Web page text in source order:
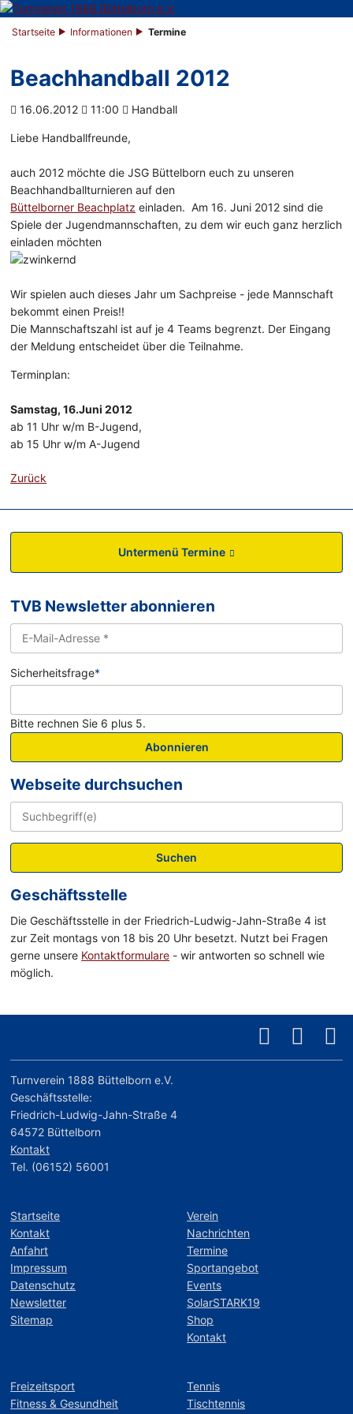
Startseite Informationen Termine
Beachhandball 2012
16.06.2012 11:00 Handball
Liebe Handballfreunde,
auch 2012 möchte die JSG Büttelborn euch zu unseren
Beachhandballturnieren auf den
Büttelborner Beachplatz einladen. Am 16. Juni 2012 sind die
Spiele der Jugendmannschaften, zu dem wir euch ganz herzlich
einladen möchten
Wir spielen auch dieses Jahr um Sachpreise - jede Mannschaft
bekommt einen Preis!!
Die Mannschaftszahl ist auf je 4 Teams begrenzt. Der Eingang
der Meldung entscheidet über die Teilnahme.
Terminplan:
Samstag, 16.Juni 2012
ab 11 Uhr w/m B-Jugend,
ab 15 Uhr w/m A-Jugend
Zurück
Untermenü Termine
TVB Newsletter abonnieren
Sicherheitsfrage*
Bitte rechnen Sie 6 plus 5.
Abonnieren
Webseite durchsuchen
Suchen
Geschäftsstelle
Die Geschäftsstelle in der Friedrich-Ludwig-Jahn-Straße 4 ist
zur Zeit montags von 18 bis 20 Uhr besetzt. Nutzt bei Fragen
gerne unsere Kontaktformulare - wir antworten so schnell wie
möglich.
Turnverein 1888 Büttelborn e.V.
Geschäftsstelle:
Friedrich-Ludwig-Jahn-Straße 4
64572 Büttelborn
Kontakt
Tel. (06152) 56001
Startseite
Kontakt
Anfahrt
Impressum
Datenschutz
Newsletter
Sitemap
Verein
Nachrichten
Termine
Sportangebot
Events
SolarSTARK19
Shop
Kontakt
Freizeitsport
Fitness & Gesundheit
Tennis
Tischtennis